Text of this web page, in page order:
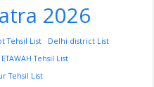
2026
Tehsil List
Delhi district List
ETAWAH Tehsil List
Tehsil List